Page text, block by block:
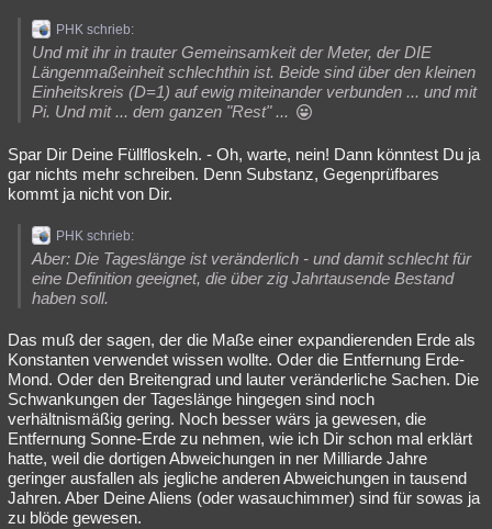
PHK schrieb:
Und mit ihr in trauter Gemeinsamkeit der Meter, der DIE
Längenmaßeinheit schlechthin ist. Beide sind über den kleinen
Einheitskreis (D=1) auf ewig miteinander verbunden ... und mit
Pi. Und mit ... dem ganzen "Rest" ...
Spar Dir Deine Füllfloskeln. - Oh, warte, nein! Dann könntest Du ja
gar nichts mehr schreiben. Denn Substanz, Gegenprüfbares
kommt ja nicht von Dir.
PHK schrieb:
Aber: Die Tageslänge ist veränderlich - und damit schlecht für
eine Definition geeignet, die über zig Jahrtausende Bestand
haben soll.
Das muß der sagen, der die Maße einer expandierenden Erde als
Konstanten verwendet wissen wollte. Oder die Entfernung Erde-
Mond. Oder den Breitengrad und lauter veränderliche Sachen. Die
Schwankungen der Tageslänge hingegen sind noch
verhältnismäßig gering. Noch besser wärs ja gewesen, die
Entfernung Sonne-Erde zu nehmen, wie ich Dir schon mal erklärt
hatte, weil die dortigen Abweichungen in ner Milliarde Jahre
geringer ausfallen als jegliche anderen Abweichungen in tausend
Jahren. Aber Deine Aliens (oder wasauchimmer) sind für sowas ja
zu blöde gewesen.